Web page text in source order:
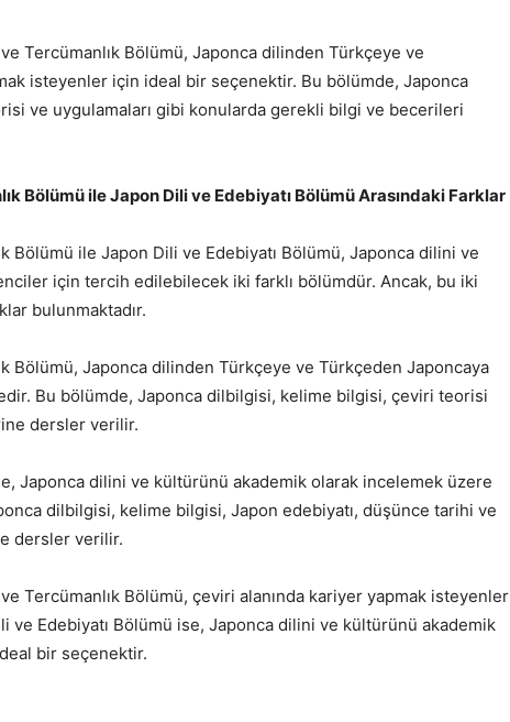
Tercümanlık Bölümü, Japonca dilinden Türkçeye ve
isteyenler için ideal bir seçenektir. Bu bölümde, Japonca
ve uygulamaları gibi konularda gerekli bilgi ve becerileri
Bölümü ile Japon Dili ve Edebiyatı Bölümü Arasındaki Farklar
Bölümü ile Japon Dili ve Edebiyatı Bölümü, Japonca dilini ve
için tercih edilebilecek iki farklı bölümdür. Ancak, bu iki
bulunmaktadır.
Bölümü, Japonca dilinden Türkçeye ve Türkçeden Japoncaya
Bu bölümde, Japonca dilbilgisi, kelime bilgisi, çeviri teorisi
dersler verilir.
Japonca dilini ve kültürünü akademik olarak incelemek üzere
dilbilgisi, kelime bilgisi, Japon edebiyatı, düşünce tarihi ve
dersler verilir.
Tercümanlık Bölümü, çeviri alanında kariyer yapmak isteyenler
ve Edebiyatı Bölümü ise, Japonca dilini ve kültürünü akademik
bir seçenektir.